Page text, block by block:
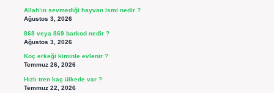
Allah’ın sevmediği hayvan ismi nedir ?
Ağustos 3, 2026
868 veya 869 barkod nedir ?
Ağustos 3, 2026
Koç erkeği kiminle evlenir ?
Temmuz 26, 2026
Hızlı tren kaç ülkede var ?
Temmuz 22, 2026